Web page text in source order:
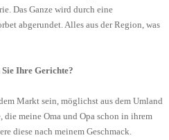
Das Ganze wird durch eine
abgerundet. Alles aus der Region, was
Ihre Gerichte?
Markt sein, möglichst aus dem Umland
meine Oma und Opa schon in ihrem
diese nach meinem Geschmack.